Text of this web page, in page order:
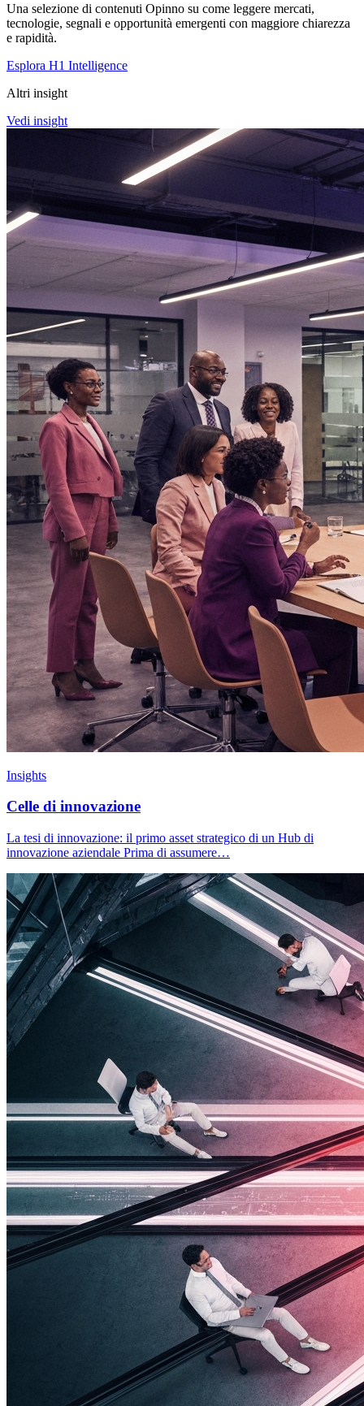
Una selezione di contenuti Opinno su come leggere mercati,
tecnologie, segnali e opportunità emergenti con maggiore chiarezza
e rapidità.
Esplora H1 Intelligence
Altri insight
Vedi insight
Insights
Celle di innovazione
La tesi di innovazione: il primo asset strategico di un Hub di
innovazione aziendale Prima di assumere…